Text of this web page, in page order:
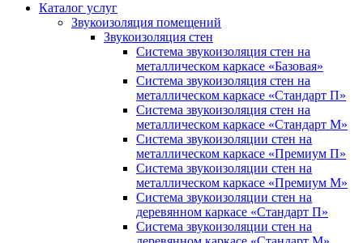
Каталог услуг
Звукоизоляция помещений
Звукоизоляция стен
Система звукоизоляция стен на
металлическом каркасе «Базовая»
Система звукоизоляция стен на
металлическом каркасе «Стандарт П»
Система звукоизоляция стен на
металлическом каркасе «Стандарт М»
Система звукоизоляции стен на
металлическом каркасе «Премиум П»
Система звукоизоляции стен на
металлическом каркасе «Премиум М»
Система звукоизоляции стен на
деревянном каркасе «Стандарт П»
Система звукоизоляции стен на